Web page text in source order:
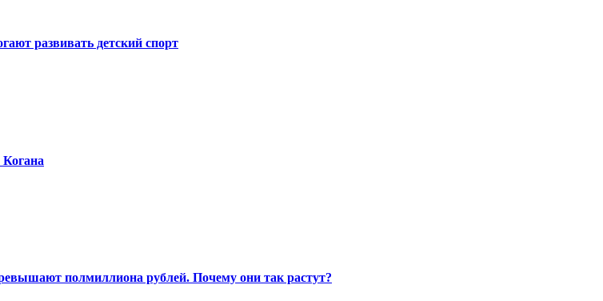
развивать детский спорт
полмиллиона рублей. Почему они так растут?